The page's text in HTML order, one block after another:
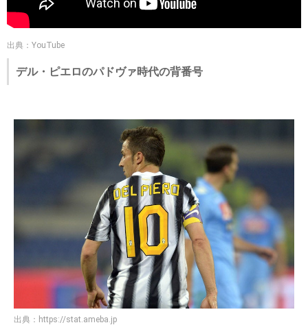
出典：YouTube
デル・ピエロのパドヴァ時代の背番号
出典： https://stat.ameba.jp